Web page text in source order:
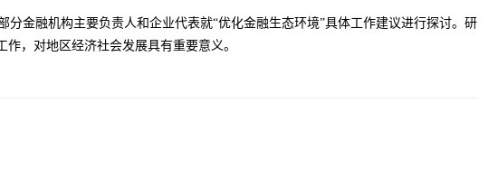
金融机构主要负责人和企业代表就“优化金融生态环境”具体工作建议进行探讨。研
，对地区经济社会发展具有重要意义。